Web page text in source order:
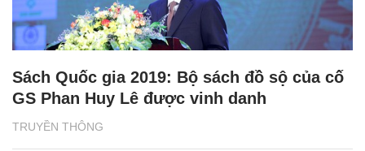
TRUYỀN THÔNG
Sách Quốc gia 2019: Bộ sách đồ sộ của cố
GS Phan Huy Lê được vinh danh